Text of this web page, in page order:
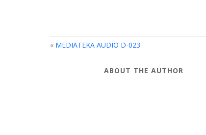
« MEDIATEKA AUDIO D-023
ABOUT THE AUTHOR